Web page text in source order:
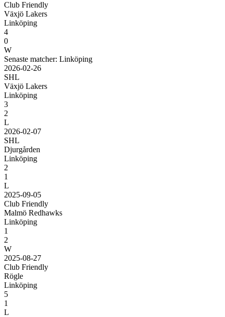
Club Friendly
Växjö Lakers
Linköping
4
0
W
Senaste matcher: Linköping
2026-02-26
SHL
Växjö Lakers
Linköping
3
2
L
2026-02-07
SHL
Djurgården
Linköping
2
1
L
2025-09-05
Club Friendly
Malmö Redhawks
Linköping
1
2
W
2025-08-27
Club Friendly
Rögle
Linköping
5
1
L